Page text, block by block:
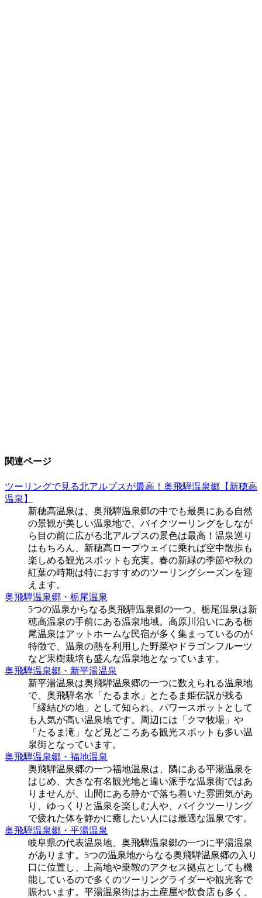
関連ページ
ツーリングで見る北アルプスが最高！奥飛騨温泉郷【新穂高
温泉】
新穂高温泉は、奥飛騨温泉郷の中でも最奥にある自然
の景観が美しい温泉地で、バイクツーリングをしなが
ら目の前に広がる北アルプスの景色は最高！温泉巡り
はもちろん、新穂高ロープウェイに乗れば空中散歩も
楽しめる観光スポットも充実。春の新緑の季節や秋の
紅葉の時期は特におすすめのツーリングシーズンを迎
えます。
奥飛騨温泉郷・栃尾温泉
5つの温泉からなる奥飛騨温泉郷の一つ、栃尾温泉は新
穂高温泉の手前にある温泉地域。高原川沿いにある栃
尾温泉はアットホームな民宿が多く集まっているのが
特徴で、温泉の熱を利用した野菜やドラゴンフルーツ
など果樹栽培も盛んな温泉地となっています。
奥飛騨温泉郷・新平湯温泉
新平湯温泉は奥飛騨温泉郷の一つに数えられる温泉地
で、奥飛騨名水「たるま水」とたるま姫伝説が残る
「縁結びの地」として知られ、パワースポットとして
も人気が高い温泉地です。周辺には「クマ牧場」や
「たるま滝」など見どころある観光スポットも多い温
泉街となっています。
奥飛騨温泉郷・福地温泉
奥飛騨温泉郷の一つ福地温泉は、隣にある平湯温泉を
はじめ、大きな有名観光地と違い派手な温泉街ではあ
りませんが、山間にある静かで落ち着いた雰囲気があ
り、ゆっくりと温泉を楽しむ人や、バイクツーリング
で疲れた体を静かに癒したい人には最適な温泉です。
奥飛騨温泉郷・平湯温泉
岐阜県の代表温泉地、奥飛騨温泉郷の一つに平湯温泉
があります。5つの温泉地からなる奥飛騨温泉郷の入り
口に位置し、上高地や乗鞍のアクセス拠点としても機
能しているので多くのツーリングライダーや観光客で
賑わいます。平湯温泉街はお土産屋や飲食店も多く、